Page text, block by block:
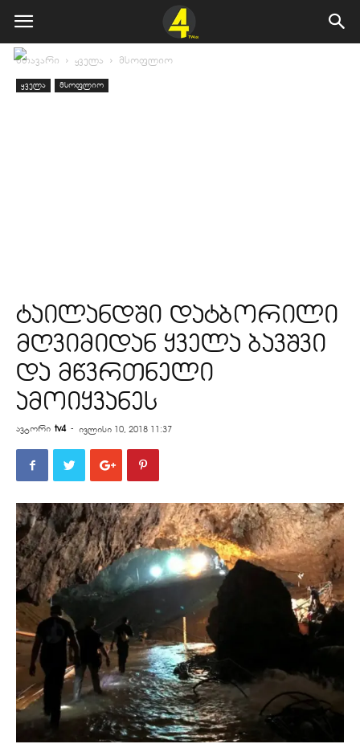
მთავარი ყველა მსოფლიო
ყველა მსოფლიო
ტაილანდში დატბორილი
მღვიმიდან ყველა ბავშვი
და მწვრთნელი
ამოიყვანეს
ავტორი tv4 - ივლისი 10, 2018 11:37